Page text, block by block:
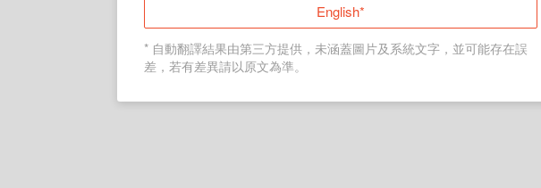
English*
* 自動翻譯結果由第三方提供，未涵蓋圖片及系統文字，並可能存在誤
差，若有差異請以原文為準。